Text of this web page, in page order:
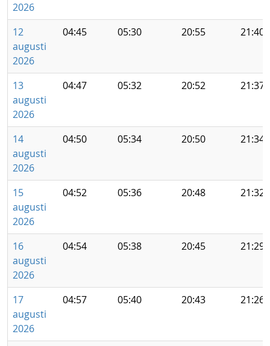
2026
12
augusti
2026
04:45 05:30 20:55 21:40
13
augusti
2026
04:47 05:32 20:52 21:37
14
augusti
2026
04:50 05:34 20:50 21:34
15
augusti
2026
04:52 05:36 20:48 21:32
16
augusti
2026
04:54 05:38 20:45 21:29
17
augusti
2026
04:57 05:40 20:43 21:26